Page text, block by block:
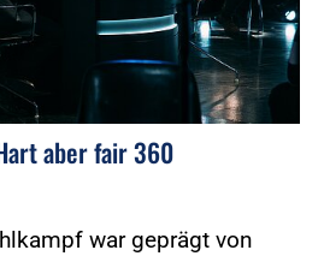
aber fair 360
war geprägt von